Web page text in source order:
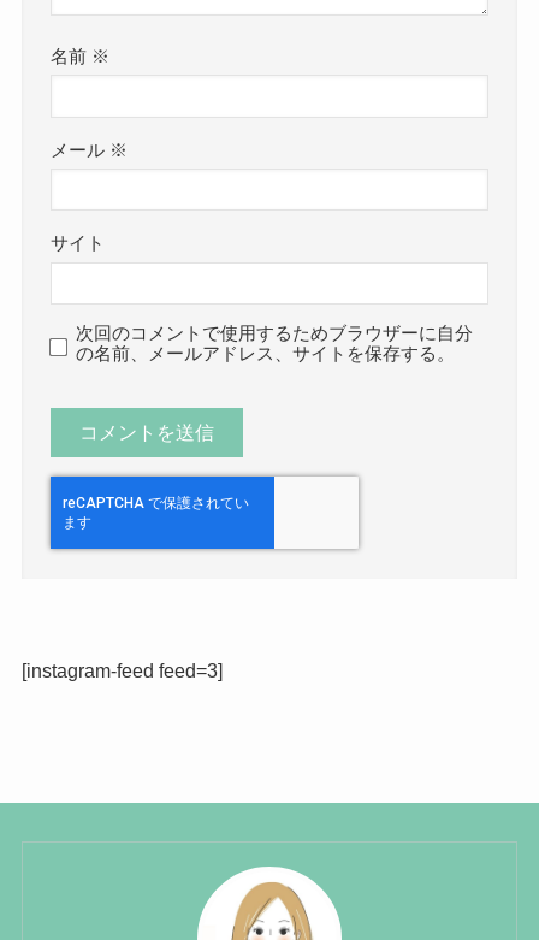
名前 ※
メール ※
サイト
次回のコメントで使用するためブラウザーに自分
の名前、メールアドレス、サイトを保存する。
[instagram-feed feed=3]